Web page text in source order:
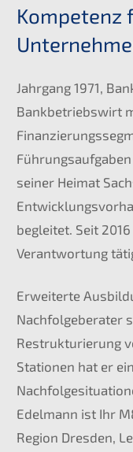
Kompetenz
Jahrgang 1971,
Bankbetriebswirt
seiner Heimat
begleitet. Seit
Verantwortung
Erweiterte
Nachfolgeberater
Restrukturierung
Stationen hat er
Edelmann ist Ihr
Region Dresden,